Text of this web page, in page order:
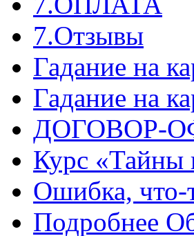
7.Отзывы
Гадание на
Гадание на
ДОГОВОР-
Курс «Тайны
Ошибка,
Подробнее